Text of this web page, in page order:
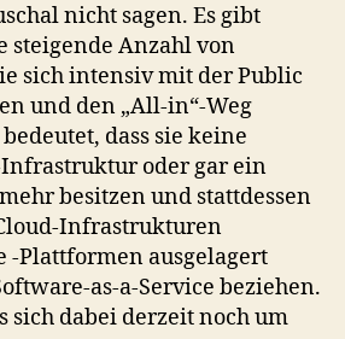
nicht sagen. Es gibt
Anzahl von
sich intensiv mit der Public
und den „All-in“-Weg
dass sie keine
oder gar ein
besitzen und stattdessen
Infrastrukturen
-Plattformen ausgelagert
as-a-Service beziehen.
sich dabei derzeit noch um